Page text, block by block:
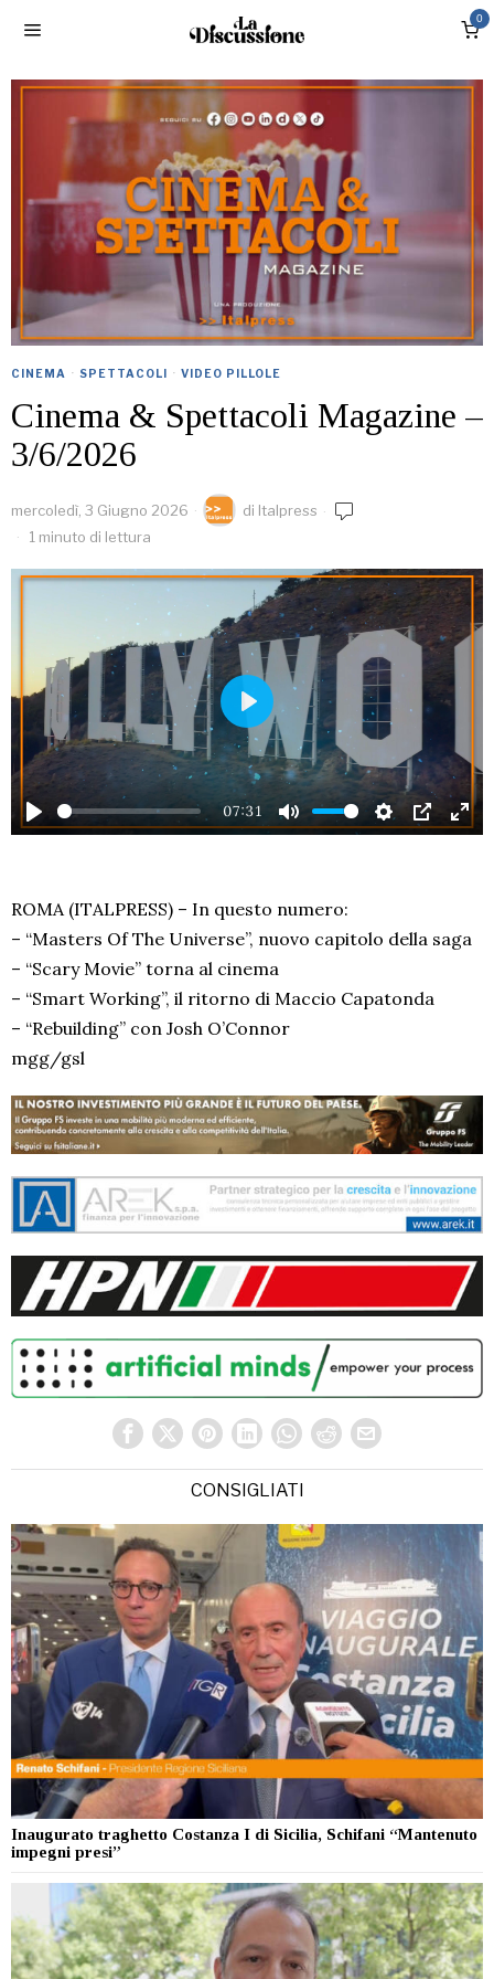
0
CINEMA · SPETTACOLI · VIDEO PILLOLE
Cinema & Spettacoli Magazine –
3/6/2026
mercoledì, 3 Giugno 2026 di Italpress
1 minuto di lettura
PLAY
07:31
MUTE SETTINGS
PIP
PLAY
ROMA (ITALPRESS) – In questo numero:
– “Masters Of The Universe”, nuovo capitolo della saga
– “Scary Movie” torna al cinema
– “Smart Working”, il ritorno di Maccio Capatonda
– “Rebuilding” con Josh O’Connor
mgg/gsl
CONSIGLIATI
Inaugurato traghetto Costanza I di Sicilia, Schifani “Mantenuto
impegni presi”